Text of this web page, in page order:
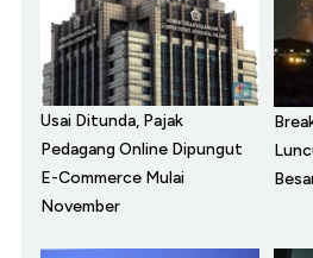
Usai Ditunda, Pajak
Pedagang Online Dipungut
E-Commerce Mulai
November